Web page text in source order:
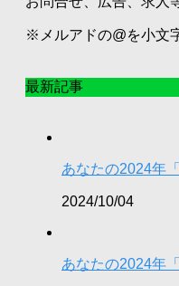
※メルアドの@を小文
最新記事
あなたの2024年
2024/10/04
あなたの2024年